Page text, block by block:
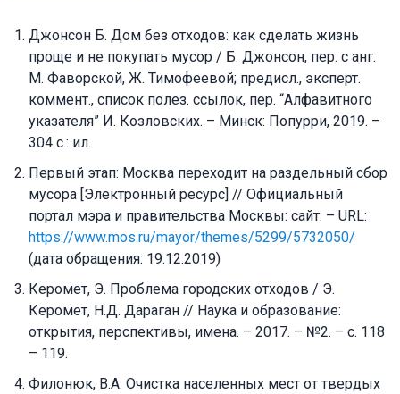
Джонсон Б. Дом без отходов: как сделать жизнь
проще и не покупать мусор / Б. Джонсон, пер. с анг.
М. Фаворской, Ж. Тимофеевой; предисл., эксперт.
коммент., список полез. ссылок, пер. “Алфавитного
указателя” И. Козловских. – Минск: Попурри, 2019. –
304 с.: ил.
Первый этап: Москва переходит на раздельный сбор
мусора [Электронный ресурс] // Официальный
портал мэра и правительства Москвы: сайт. – URL:
https://www.mos.ru/mayor/themes/5299/5732050/
(дата обращения: 19.12.2019)
Керомет, Э. Проблема городских отходов / Э.
Керомет, Н.Д. Дараган // Наука и образование:
открытия, перспективы, имена. – 2017. – №2. – с. 118
– 119.
Филонюк, В.А. Очистка населенных мест от твердых